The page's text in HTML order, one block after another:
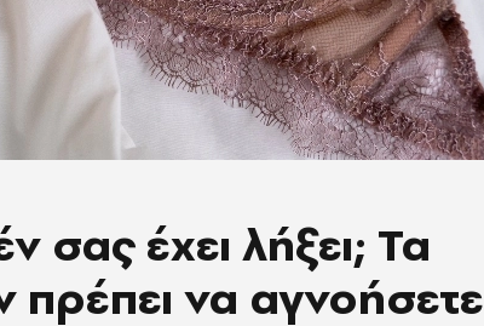
σας έχει λήξει; Τα
να αγνοήσετε